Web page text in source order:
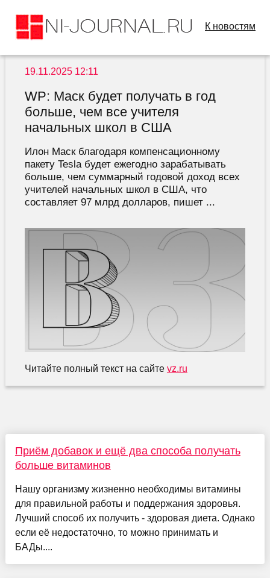
К новостям
19.11.2025 12:11
WP: Маск будет получать в год
больше, чем все учителя
начальных школ в США
Илон Маск благодаря компенсационному
пакету Tesla будет ежегодно зарабатывать
больше, чем суммарный годовой доход всех
учителей начальных школ в США, что
составляет 97 млрд долларов, пишет ...
Читайте полный текст на сайте vz.ru
Приём добавок и ещё два способа получать
больше витаминов
Нашу организму жизненно необходимы витамины
для правильной работы и поддержания здоровья.
Лучший способ их получить - здоровая диета. Однако
если её недостаточно, то можно принимать и
БАДы....